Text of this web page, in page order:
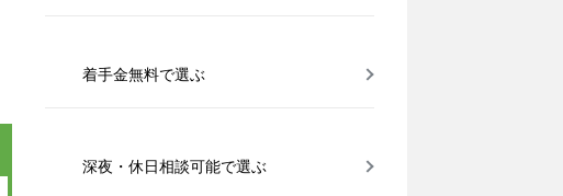
着手金無料で選ぶ
深夜・休日相談可能で選ぶ